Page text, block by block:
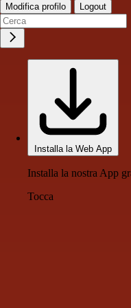
Modifica profilo Logout
Installa la Web App
Installa la nostra App
Tocca